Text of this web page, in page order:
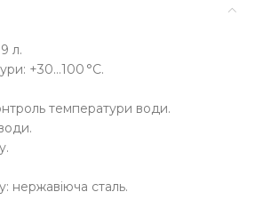
л.
+30…100 °C.
температури води.
нержавіюча сталь.